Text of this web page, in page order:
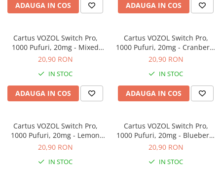
ADAUGA IN COS ADAUGA IN COS
Cartus VOZOL Switch Pro,
1000 Pufuri, 20mg - Mixed
Berries
20,90 RON
IN STOC
ADAUGA IN COS
Cartus VOZOL Switch Pro,
1000 Pufuri, 20mg - Cranberry
Ice
20,90 RON
IN STOC
ADAUGA IN COS
Cartus VOZOL Switch Pro,
1000 Pufuri, 20mg - Lemon
Mojito
20,90 RON
IN STOC
Cartus VOZOL Switch Pro,
1000 Pufuri, 20mg - Blueberry
Sour Raspberry
20,90 RON
IN STOC